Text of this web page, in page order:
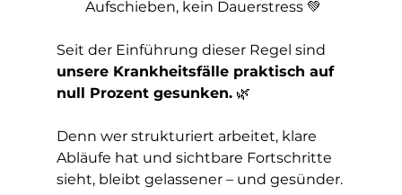
Aufschieben, kein Dauerstress 💚
Seit der Einführung dieser Regel sind
unsere Krankheitsfälle praktisch auf
null Prozent gesunken. 🌿
Denn wer strukturiert arbeitet, klare
Abläufe hat und sichtbare Fortschritte
sieht, bleibt gelassener – und gesünder.